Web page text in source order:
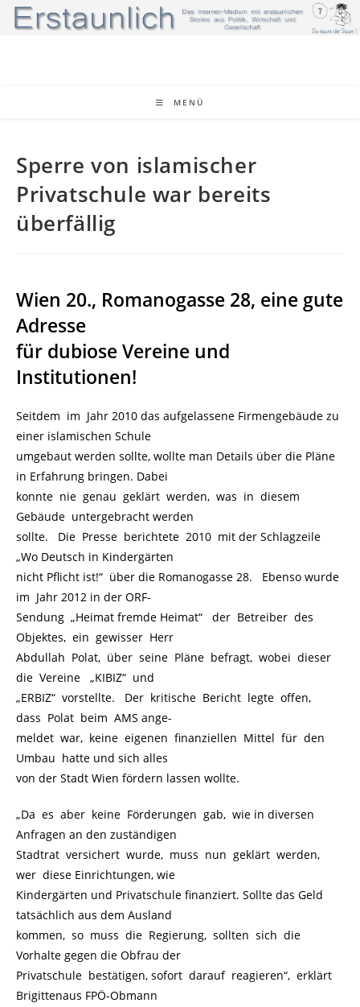
Zum
Inhalt
MENÜ
Sperre von islamischer
Privatschule war bereits
überfällig
Wien 20., Romanogasse 28, eine gute
Adresse
für dubiose Vereine und
Institutionen!
Seitdem im Jahr 2010 das aufgelassene Firmengebäude zu
einer islamischen Schule
umgebaut werden sollte, wollte man Details über die Pläne
in Erfahrung bringen. Dabei
konnte nie genau geklärt werden, was in diesem
Gebäude untergebracht werden
sollte. Die Presse berichtete 2010 mit der Schlagzeile
„Wo Deutsch in Kindergärten
nicht Pflicht ist!“ über die Romanogasse 28. Ebenso wurde
im Jahr 2012 in der ORF-
Sendung „Heimat fremde Heimat“ der Betreiber des
Objektes, ein gewisser Herr
Abdullah Polat, über seine Pläne befragt, wobei dieser
die Vereine „KIBIZ“ und
„ERBIZ“ vorstellte. Der kritische Bericht legte offen,
dass Polat beim AMS ange-
meldet war, keine eigenen finanziellen Mittel für den
Umbau hatte und sich alles
von der Stadt Wien fördern lassen wollte.
„Da es aber keine Förderungen gab, wie in diversen
Anfragen an den zuständigen
Stadtrat versichert wurde, muss nun geklärt werden,
wer diese Einrichtungen, wie
Kindergärten und Privatschule finanziert. Sollte das Geld
tatsächlich aus dem Ausland
kommen, so muss die Regierung, sollten sich die
Vorhalte gegen die Obfrau der
Privatschule bestätigen, sofort darauf reagieren“, erklärt
Brigittenaus FPÖ-Obmann